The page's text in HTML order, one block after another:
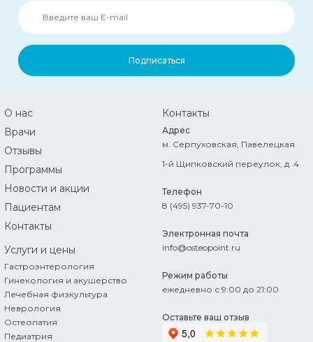
Подписаться
О нас
Врачи
Отзывы
Программы
Новости и акции
Пациентам
Контакты
Услуги и цены
Гастроэнтерология
Гинекология и акушерство
Лечебная физкультура
Неврология
Остеопатия
Педиатрия
Контакты
Адрес
м. Серпуховская, Павелецкая
1-й Щипковский переулок, д. 4
Телефон
8 (495) 937-70-10
Электронная почта
info@osteopoint.ru
Режим работы
ежедневно с 9:00 до 21:00
Оставьте ваш отзыв